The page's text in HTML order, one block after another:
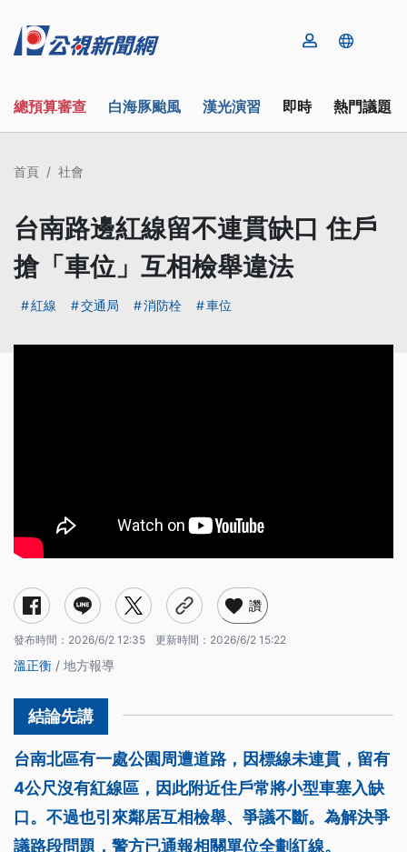
總預算審查 白海豚颱風 漢光演習 即時 熱門議題
首頁 社會
台南路邊紅線留不連貫缺口 住戶
搶「車位」互相檢舉違法
紅線 交通局 消防栓 車位
讚
發布時間： 2026/6/2 12:35 更新時間： 2026/6/2 15:22
溫正衡 / 地方報導
台南北區有一處公園周遭道路，因標線未連貫，留有
4公尺沒有紅線區，因此附近住戶常將小型車塞入缺
口。不過也引來鄰居互相檢舉、爭議不斷。為解決爭
議路段問題，警方已通報相關單位全劃紅線。